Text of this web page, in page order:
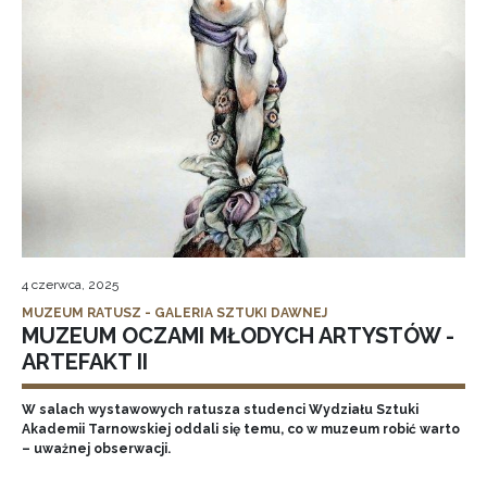
4 czerwca, 2025
MUZEUM RATUSZ - GALERIA SZTUKI DAWNEJ
MUZEUM OCZAMI MŁODYCH ARTYSTÓW -
ARTEFAKT II
W salach wystawowych ratusza studenci Wydziału Sztuki
Akademii Tarnowskiej oddali się temu, co w muzeum robić warto
– uważnej obserwacji.